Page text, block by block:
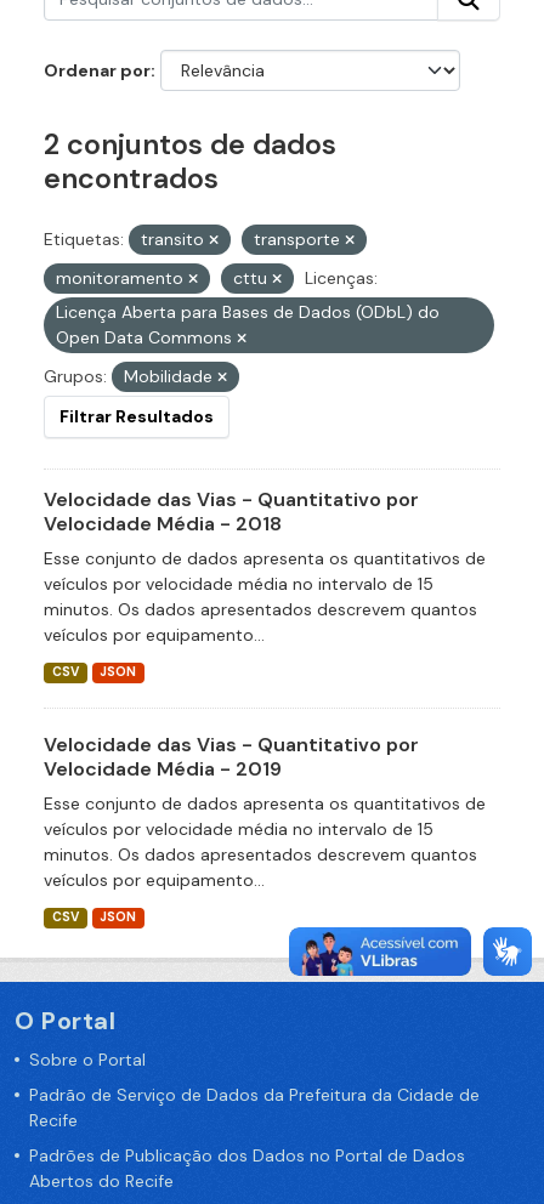
Ordenar por
2 conjuntos de dados
encontrados
Etiquetas: transito
transporte
monitoramento
cttu
Licenças:
Licença Aberta para Bases de Dados (ODbL) do
Open Data Commons
Grupos:
Mobilidade
Filtrar Resultados
Velocidade das Vias - Quantitativo por
Velocidade Média - 2018
Esse conjunto de dados apresenta os quantitativos de
veículos por velocidade média no intervalo de 15
minutos. Os dados apresentados descrevem quantos
veículos por equipamento...
CSV JSON
Velocidade das Vias - Quantitativo por
Velocidade Média - 2019
Esse conjunto de dados apresenta os quantitativos de
veículos por velocidade média no intervalo de 15
minutos. Os dados apresentados descrevem quantos
veículos por equipamento...
CSV JSON
O Portal
Sobre o Portal
Padrão de Serviço de Dados da Prefeitura da Cidade de
Recife
Padrões de Publicação dos Dados no Portal de Dados
Abertos do Recife